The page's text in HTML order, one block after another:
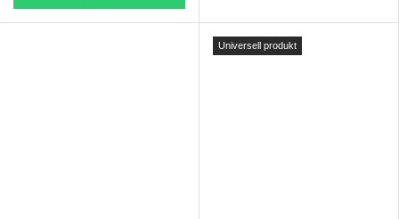
Universell produkt